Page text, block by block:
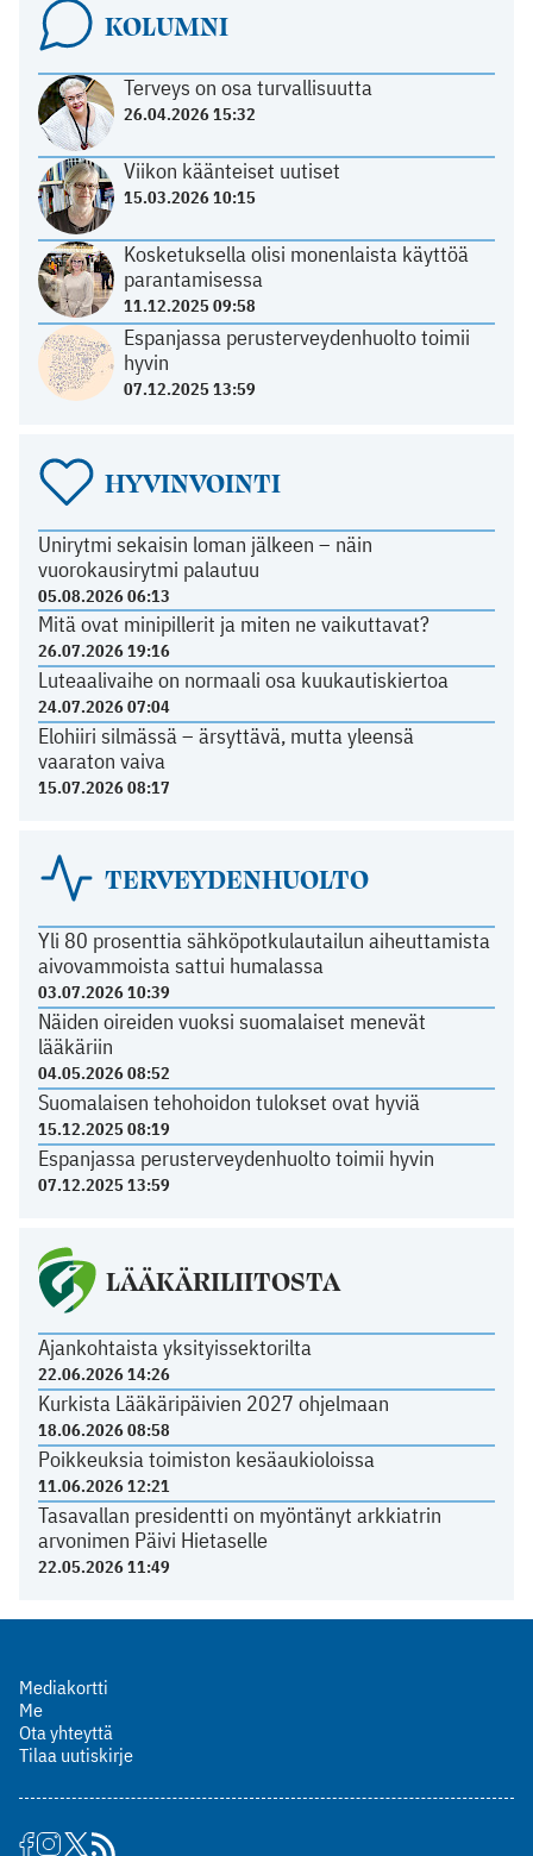
KOLUMNI
Terveys on osa turvallisuutta
26.04.2026 15:32
Viikon käänteiset uutiset
15.03.2026 10:15
Kosketuksella olisi monenlaista käyttöä
parantamisessa
11.12.2025 09:58
Espanjassa perusterveydenhuolto toimii
hyvin
07.12.2025 13:59
HYVINVOINTI
Unirytmi sekaisin loman jälkeen – näin
vuorokausirytmi palautuu
05.08.2026 06:13
Mitä ovat minipillerit ja miten ne vaikuttavat?
26.07.2026 19:16
Luteaalivaihe on normaali osa kuukautiskiertoa
24.07.2026 07:04
Elohiiri silmässä – ärsyttävä, mutta yleensä
vaaraton vaiva
15.07.2026 08:17
TERVEYDENHUOLTO
Yli 80 prosenttia sähköpotkulautailun aiheuttamista
aivovammoista sattui humalassa
03.07.2026 10:39
Näiden oireiden vuoksi suomalaiset menevät
lääkäriin
04.05.2026 08:52
Suomalaisen tehohoidon tulokset ovat hyviä
15.12.2025 08:19
Espanjassa perusterveydenhuolto toimii hyvin
07.12.2025 13:59
LÄÄKÄRILIITOSTA
Ajankohtaista yksityissektorilta
22.06.2026 14:26
Kurkista Lääkäripäivien 2027 ohjelmaan
18.06.2026 08:58
Poikkeuksia toimiston kesäaukioloissa
11.06.2026 12:21
Tasavallan presidentti on myöntänyt arkkiatrin
arvonimen Päivi Hietaselle
22.05.2026 11:49
Mediakortti
Me
Ota yhteyttä
Tilaa uutiskirje